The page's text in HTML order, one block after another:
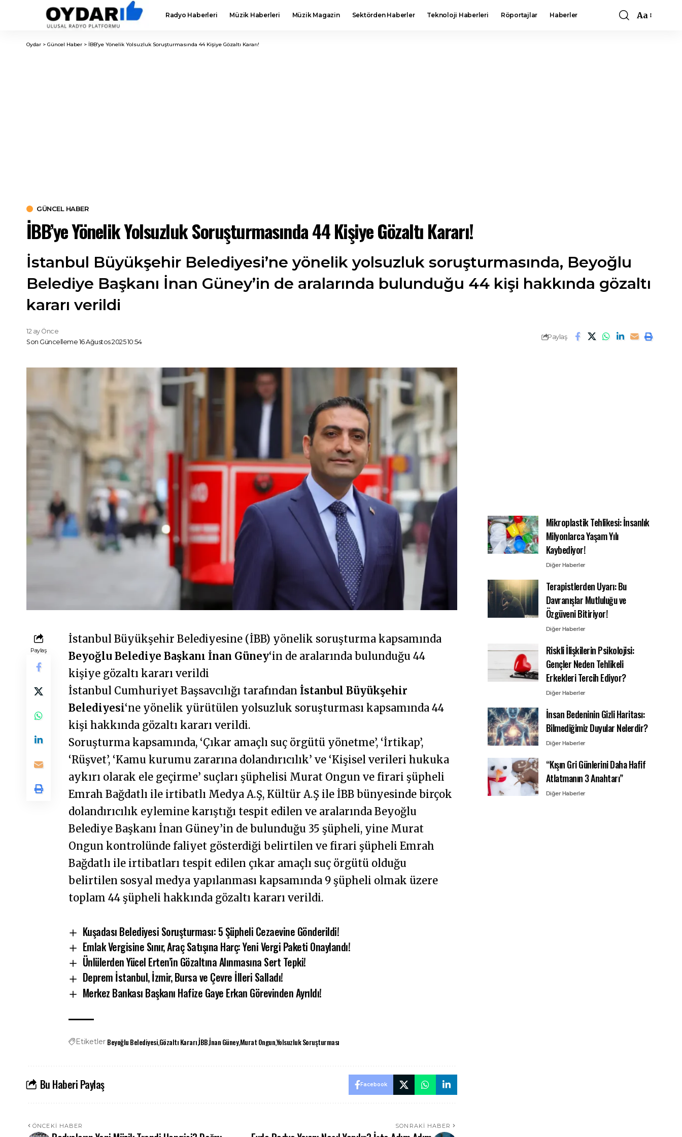
Radyo Haberleri Müzik Haberleri Müzik Magazin Sektörden Haberler Teknoloji Haberleri Röportajlar Haberler
Font
Aa
Oydar > Güncel Haber > İBB’ye Yönelik Yolsuzluk Soruşturmasında 44 Kişiye Gözaltı Kararı!
GÜNCEL HABER
İBB’ye Yönelik Yolsuzluk Soruşturmasında 44 Kişiye Gözaltı Kararı!
İstanbul Büyükşehir Belediyesi’ne yönelik yolsuzluk soruşturmasında, Beyoğlu
Belediye Başkanı İnan Güney’in de aralarında bulunduğu 44 kişi hakkında gözaltı
kararı verildi
Son Güncelleme 16 Ağustos 2025 10:54
12 ay Önce
Paylaş
Paylaş
İstanbul Büyükşehir Belediyesine (İBB) yönelik soruşturma kapsamında
Beyoğlu Belediye Başkanı İnan Güney‘in de aralarında bulunduğu 44
kişiye gözaltı kararı verildi
İstanbul Cumhuriyet Başsavcılığı tarafındanİstanbul Büyükşehir
Belediyesi‘ne yönelik yürütülen yolsuzluk soruşturması kapsamında 44
kişi hakkında gözaltı kararı verildi.
Soruşturma kapsamında, ‘Çıkar amaçlı suç örgütü yönetme’, ‘İrtikap’,
‘Rüşvet’, ‘Kamu kurumu zararına dolandırıcılık’ ve ‘Kişisel verileri hukuka
aykırı olarak ele geçirme’ suçları şüphelisi Murat Ongun ve firari şüpheli
Emrah Bağdatlı ile irtibatlı Medya A.Ş, Kültür A.Ş ile İBB bünyesinde birçok
dolandırıcılık eylemine karıştığı tespit edilen ve aralarında Beyoğlu
Belediye Başkanı İnan Güney’in de bulunduğu 35 şüpheli, yine Murat
Ongun kontrolünde faliyet gösterdiği belirtilen ve firari şüpheli Emrah
Bağdatlı ile irtibatları tespit edilen çıkar amaçlı suç örgütü olduğu
belirtilen sosyal medya yapılanması kapsamında 9 şüpheli olmak üzere
toplam 44 şüpheli hakkında gözaltı kararı verildi.
Kuşadası Belediyesi Soruşturması: 5 Şüpheli Cezaevine Gönderildi!
Emlak Vergisine Sınır, Araç Satışına Harç: Yeni Vergi Paketi Onaylandı!
Ünlülerden Yücel Erten’in Gözaltına Alınmasına Sert Tepki!
Deprem İstanbul, İzmir, Bursa ve Çevre İlleri Salladı!
Merkez Bankası Başkanı Hafize Gaye Erkan Görevinden Ayrıldı!
Etiketler Beyoğlu BelediyesiGözaltı KararıİBBİnan GüneyMurat OngunYolsuzluk Soruşturması
Bu Haberi Paylaş Facebook
ÖNCEKI HABER SONRAKI HABER
Mikroplastik Tehlikesi: İnsanlık
Milyonlarca Yaşam Yılı
Kaybediyor!
Diğer Haberler
Terapistlerden Uyarı: Bu
Davranışlar Mutluluğu ve
Özgüveni Bitiriyor!
Diğer Haberler
Riskli İlişkilerin Psikolojisi:
Gençler Neden Tehlikeli
Erkekleri Tercih Ediyor?
Diğer Haberler
İnsan Bedeninin Gizli Haritası:
Bilmediğimiz Duyular Nelerdir?
Diğer Haberler
“Kışın Gri Günlerini Daha Hafif
Atlatmanın 3 Anahtarı”
Diğer Haberler